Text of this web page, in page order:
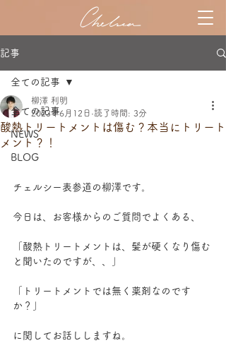
記事
全ての記事
NEWS
BLOG
全ての記事
酸熱トリートメントは傷む？本当にトリート
メント？！
柳澤 利明
2023年6月12日 読了時間: 3分
チェルシー表参道の柳澤です。
今日は、お客様からのご質問でよくある、
「酸熱トリートメントは、髪が硬くなり傷む
と聞いたのですが、、」
「トリートメントでは無く薬剤なのです
か？」
に関してお話ししますね。